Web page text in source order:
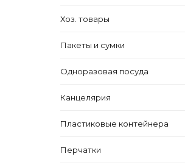
Хоз. товары
Пакеты и сумки
Одноразовая посуда
Канцелярия
Пластиковые контейнера
Перчатки